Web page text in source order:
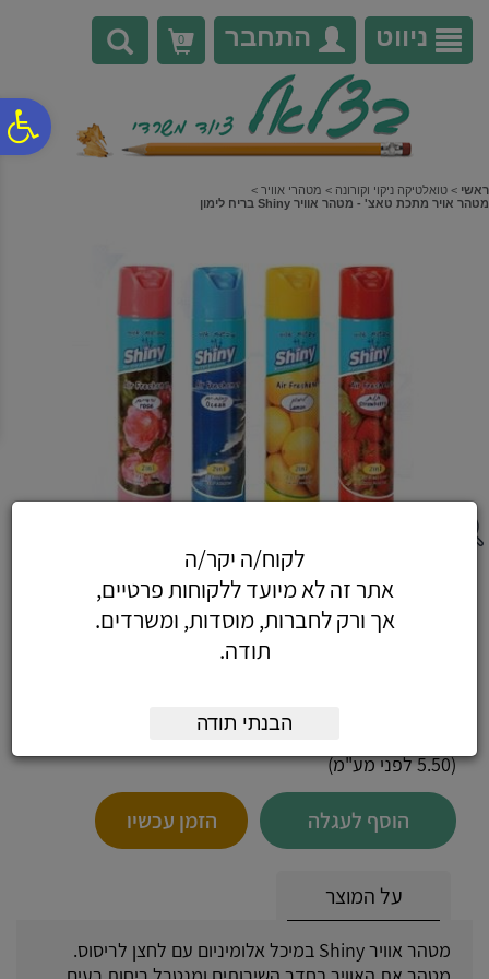
נגישות
אתר
המרכזי
ניווט התחבר 0
ראשי > טואלטיקה ניקוי וקורונה > מטהרי אוויר >
מטהר אויר מתכת טאצ' - מטהר אוויר Shiny בריח לימון
בריח לימון
(5.50 לפני מע"מ)
הוסף לעגלה הזמן עכשיו
על המוצר
מטהר אוויר Shiny במיכל אלומיניום עם לחצן לריסוס.
לקוח/ה יקר/ה
אתר זה לא מיועד ללקוחות פרטיים,
אך ורק לחברות, מוסדות, ומשרדים.
תודה.
הבנתי תודה